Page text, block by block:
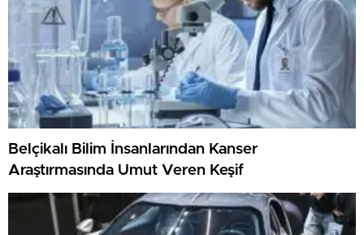
Belçikalı Bilim İnsanlarından Kanser
Araştırmasında Umut Veren Keşif